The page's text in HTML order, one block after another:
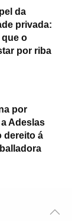
da
privada:
que o
por riba
por
Adeslas
dereito á